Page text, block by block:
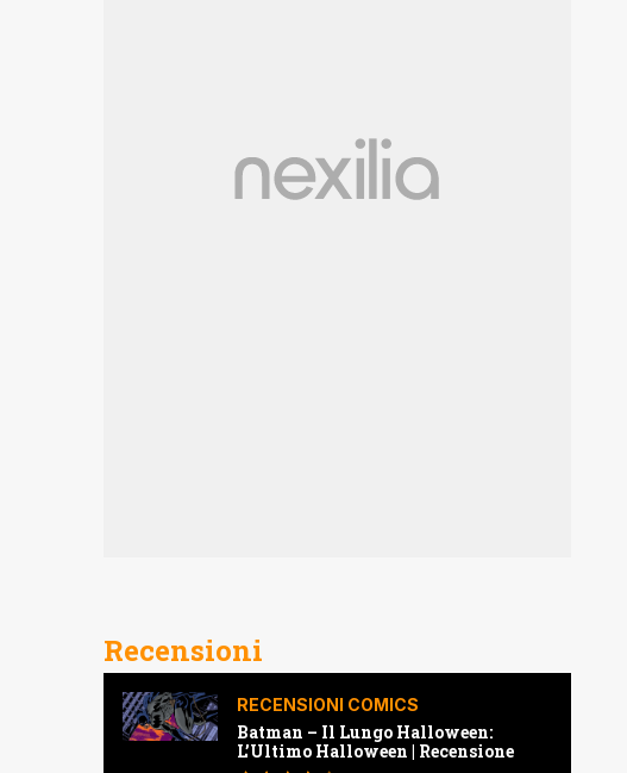
Recensioni
RECENSIONI COMICS
Batman – Il Lungo Halloween:
L’Ultimo Halloween | Recensione